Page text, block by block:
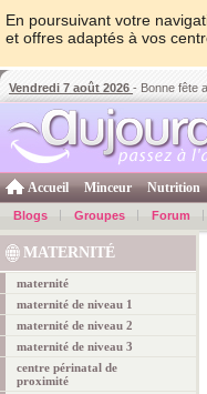
En poursuivant votre
et offres adaptés à vos
Vendredi 7 août 2026 - Bonne fête
Accueil Minceur Nutrition
Blogs Groupes Forum
MATERNITÉ
maternité
maternité de niveau 1
maternité de niveau 2
maternité de niveau 3
centre périnatal de
proximité